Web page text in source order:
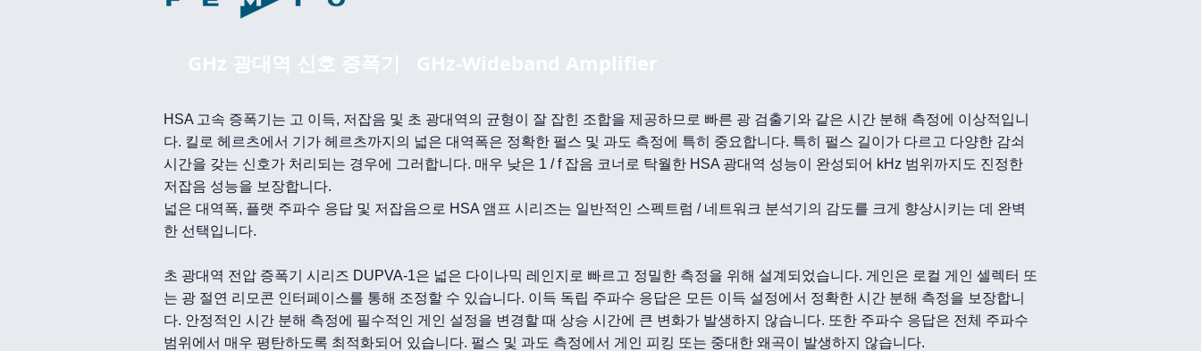
GHz 광대역 신호 증폭기 GHz-Wideband Amplifier
HSA 고속 증폭기는 고 이득, 저잡음 및 초 광대역의 균형이 잘 잡힌 조합을 제공하므로 빠른 광 검출기와 같은 시간 분해 측정에 이상적입니
다. 킬로 헤르츠에서 기가 헤르츠까지의 넓은 대역폭은 정확한 펄스 및 과도 측정에 특히 중요합니다. 특히 펄스 길이가 다르고 다양한 감쇠
시간을 갖는 신호가 처리되는 경우에 그러합니다. 매우 낮은 1 / f 잡음 코너로 탁월한 HSA 광대역 성능이 완성되어 kHz 범위까지도 진정한
저잡음 성능을 보장합니다.
넓은 대역폭, 플랫 주파수 응답 및 저잡음으로 HSA 앰프 시리즈는 일반적인 스펙트럼 / 네트워크 분석기의 감도를 크게 향상시키는 데 완벽
한 선택입니다.
초 광대역 전압 증폭기 시리즈 DUPVA-1은 넓은 다이나믹 레인지로 빠르고 정밀한 측정을 위해 설계되었습니다. 게인은 로컬 게인 셀렉터 또
는 광 절연 리모콘 인터페이스를 통해 조정할 수 있습니다. 이득 독립 주파수 응답은 모든 이득 설정에서 정확한 시간 분해 측정을 보장합니
다. 안정적인 시간 분해 측정에 필수적인 게인 설정을 변경할 때 상승 시간에 큰 변화가 발생하지 않습니다. 또한 주파수 응답은 전체 주파수
범위에서 매우 평탄하도록 최적화되어 있습니다. 펄스 및 과도 측정에서 게인 피킹 또는 중대한 왜곡이 발생하지 않습니다.